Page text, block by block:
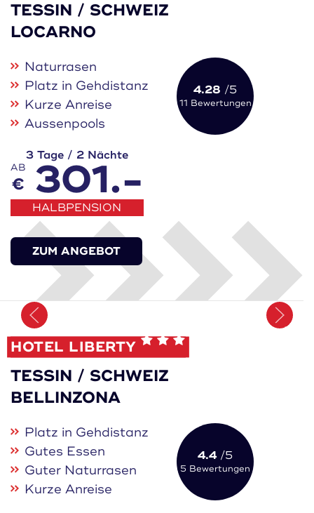
TESSIN / SCHWEIZ
LOCARNO
Naturrasen
Platz in Gehdistanz
Kurze Anreise
Aussenpools
4.28 /5
11 Bewertungen
3 Tage / 2 Nächte
AB
€ 301.-
HALBPENSION
ZUM ANGEBOT
Merken
HOTEL LIBERTY
TESSIN / SCHWEIZ
BELLINZONA
Platz in Gehdistanz
Gutes Essen
Guter Naturrasen
Kurze Anreise
4.4 /5
5 Bewertungen